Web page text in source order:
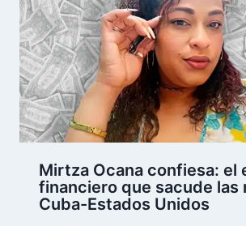
Mirtza Ocana confiesa: el
financiero que sacude las
Cuba-Estados Unidos